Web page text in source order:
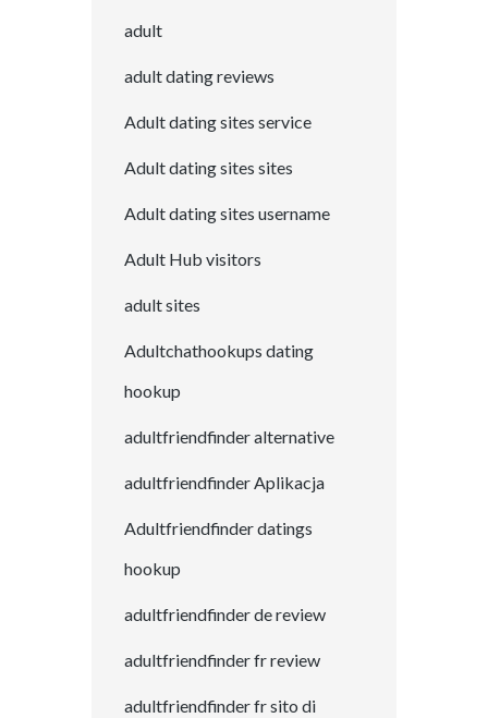
adult
adult dating reviews
Adult dating sites service
Adult dating sites sites
Adult dating sites username
Adult Hub visitors
adult sites
Adultchathookups dating
hookup
adultfriendfinder alternative
adultfriendfinder Aplikacja
Adultfriendfinder datings
hookup
adultfriendfinder de review
adultfriendfinder fr review
adultfriendfinder fr sito di